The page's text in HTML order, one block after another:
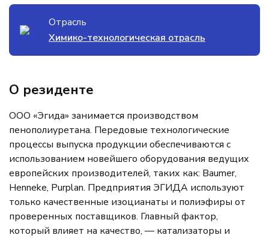
Отрасль
Химико-технологическая отрасль
О резиденте
ООО «Эгида» занимается производством
пенополиуретана. Передовые технологические
процессы выпуска продукции обеспечиваются с
использованием новейшего оборудования ведущих
европейских производителей, таких как: Baumer,
Henneke, Purplan. Предприятия ЭГИДА используют
только качественные изоцианаты и полиэфиры от
проверенных поставщиков. Главный фактор,
который влияет на качество, — катализаторы и